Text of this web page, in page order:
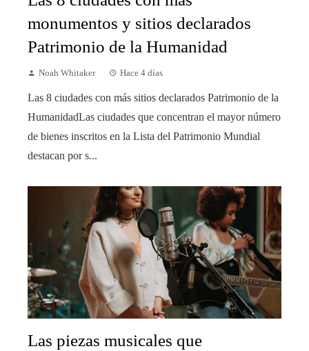
monumentos y sitios declarados
Patrimonio de la Humanidad
Noah Whitaker Hace 4 días
Las 8 ciudades con más sitios declarados Patrimonio de la
HumanidadLas ciudades que concentran el mayor número
de bienes inscritos en la Lista del Patrimonio Mundial
destacan por s...
Las piezas musicales que